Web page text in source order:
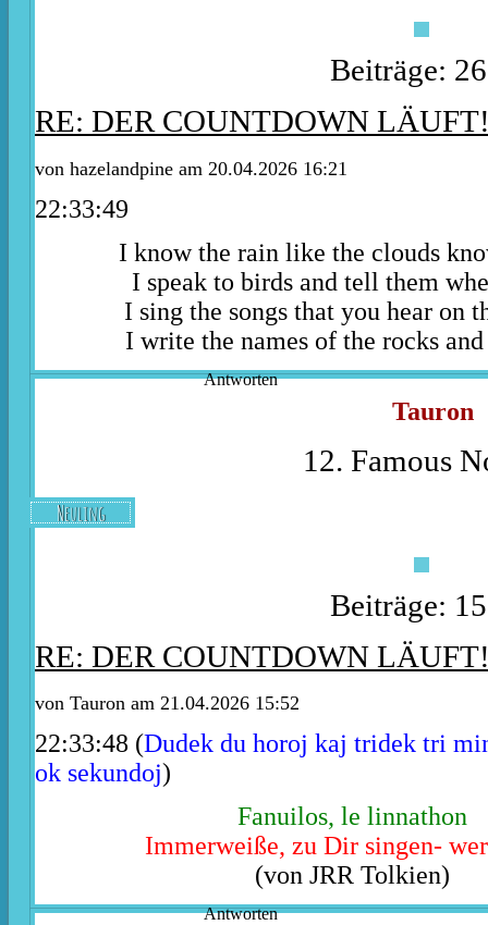
Beiträge:
RE: DER COUNTDOWN
von hazelandpine am 20.04.2026 16:21
22:33:49
I know the rain like the clouds
I speak to birds and tell them
I sing the songs that you hear on
I write the names of the rocks
Antworten
Tauron
12. Famous
Neuling
Beiträge:
RE: DER COUNTDOWN
von Tauron am 21.04.2026 15:52
22:33:48 (Dudek du horoj kaj tridek tri
ok sekundoj)
Fanuilos, le linnathon
Immerweiße, zu Dir singen-
(von JRR Tolkien)
Antworten